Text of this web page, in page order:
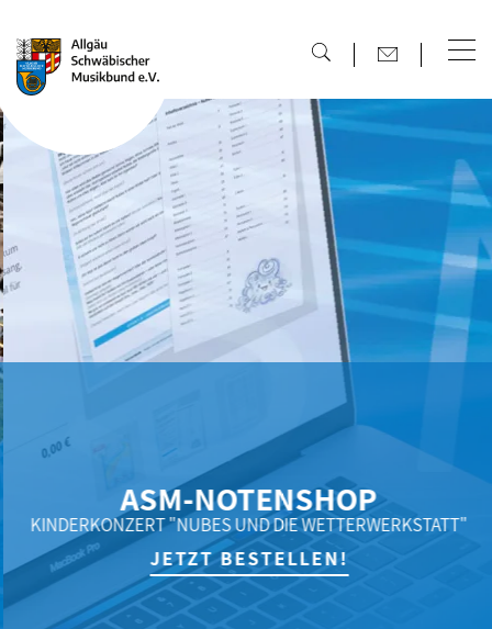
ASM-NOTENSHOP
KINDERKONZERT "NUBES UND DIE WETTERWERKSTATT"
JETZT BESTELLEN!